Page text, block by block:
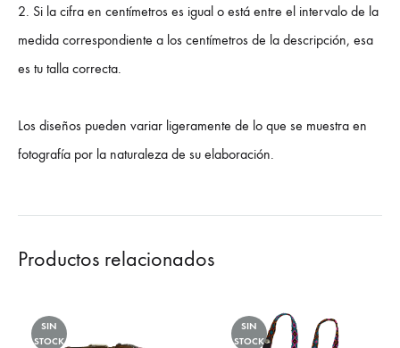
2. Si la cifra en centímetros es igual o está entre el intervalo de la
medida correspondiente a los centímetros de la descripción, esa
es tu talla correcta.
Los diseños pueden variar ligeramente de lo que se muestra en
fotografía por la naturaleza de su elaboración.
Productos relacionados
SIN
STOCK
SIN
STOCK